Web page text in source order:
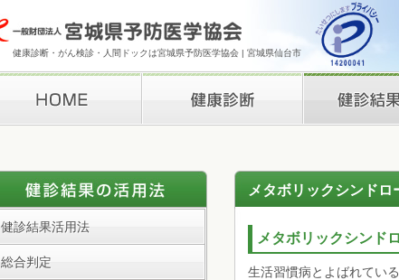
健康診断・がん検診・人間ドックは宮城県予防医学協会 | 宮城県仙台市
メタボリックシンドロ
メタボリックシンド
生活習慣病とよばれてい
健診結果活用法
総合判定